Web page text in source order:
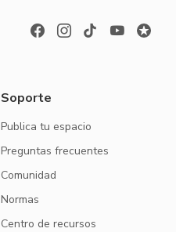
Soporte
Publica tu espacio
Preguntas frecuentes
Comunidad
Normas
Centro de recursos